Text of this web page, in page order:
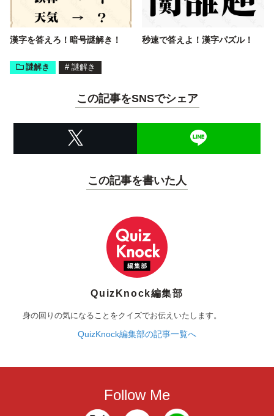
漢字を答えろ！暗号謎解き！ 秒速で答えよ！漢字パズル！
謎解き # 謎解き
この記事をSNSでシェア
この記事を書いた人
QuizKnock編集部
身の回りの気になることをクイズでお伝えいたします。
QuizKnock編集部の記事一覧へ
Follow Me